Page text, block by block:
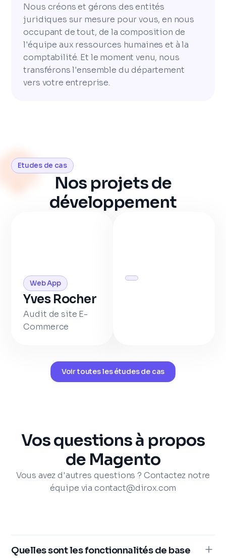
Nous créons et gérons des entités
juridiques sur mesure pour vous, en nous
occupant de tout, de la composition de
l'équipe aux ressources humaines et à la
comptabilité. Et le moment venu, nous
transférons l'ensemble du département
vers votre entreprise.
Etudes de cas
Nos projets de
développement
Web App
Yves Rocher
Audit de site E-
Commerce
Voir toutes les études de cas
Vos questions à propos
de Magento
Vous avez d'autres questions ? Contactez notre
équipe via contact@dirox.com
Quelles sont les fonctionnalités de base